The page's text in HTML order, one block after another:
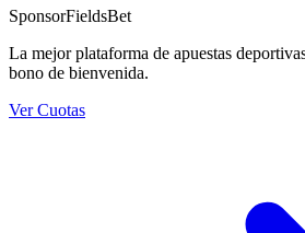
SponsorFieldsBet
La mejor plataforma de apuestas
bono de bienvenida.
Ver Cuotas